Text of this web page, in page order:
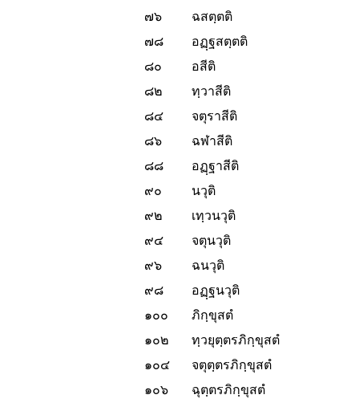
๗๖
ฉสตฺตติ
๗๘
อฏฺฐสตฺตติ
๘๐
อสีติ
๘๒
ทฺวาสีติ
๘๔
จตุราสีติ
๘๖
ฉฬาสีติ
๘๘
อฏฺฐาสีติ
๙๐
นวุติ
๙๒
เทฺวนวุติ
๙๔
จตุนวุติ
๙๖
ฉนวุติ
๙๘
อฏฺฐนวุติ
๑๐๐
ภิกฺขุสตํ
๑๐๒
ทฺวยุตฺตรภิกฺขุสตํ
๑๐๔
จตุตฺตรภิกฺขุสตํ
๑๐๖
ฉุตฺตรภิกฺขุสตํ